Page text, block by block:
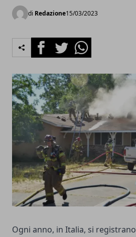
di Redazione15/03/2023
FacebookTwitterWhatsapp
Ogni anno, in Italia, si